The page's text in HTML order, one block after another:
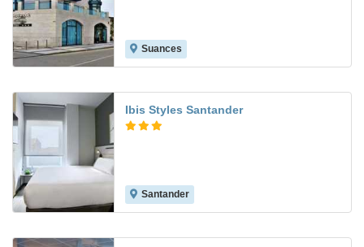
Suances
Ibis Styles Santander
Santander